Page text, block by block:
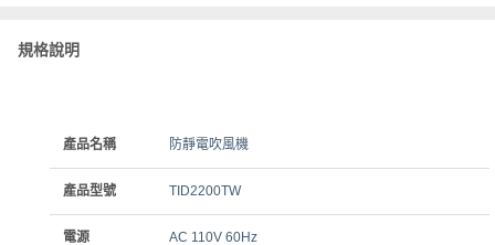
規格說明
產品名稱 防靜電吹風機
產品型號 TID2200TW
電源 AC 110V 60Hz